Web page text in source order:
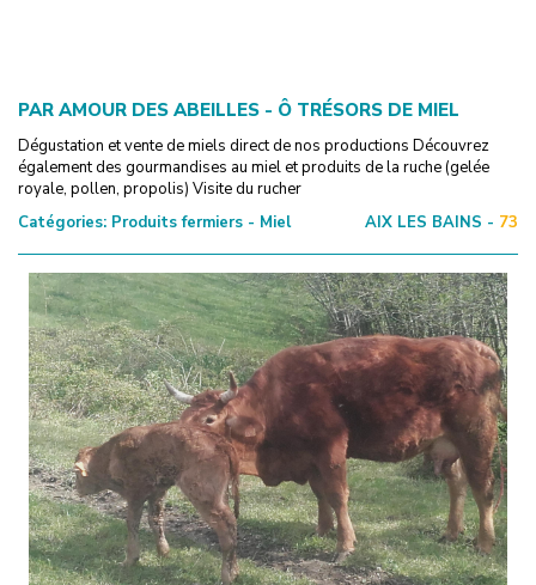
PAR AMOUR DES ABEILLES - Ô TRÉSORS DE MIEL
Dégustation et vente de miels direct de nos productions Découvrez
également des gourmandises au miel et produits de la ruche (gelée
royale, pollen, propolis) Visite du rucher
Catégories: Produits fermiers - Miel AIX LES BAINS - 73